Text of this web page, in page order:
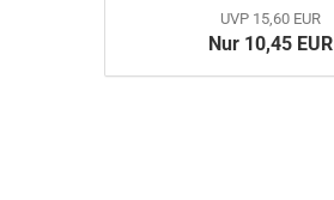
UVP 15,60 EUR
Nur 10,45 EUR